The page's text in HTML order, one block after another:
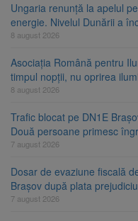
Ungaria renunță la apelul
energie. Nivelul Dunării a
8 august 2026
Asociația Română pentru
timpul nopții, nu oprirea
8 august 2026
Trafic blocat pe DN1E
Două persoane primesc
7 august 2026
Dosar de evaziune fiscală
Brașov după plata
7 august 2026